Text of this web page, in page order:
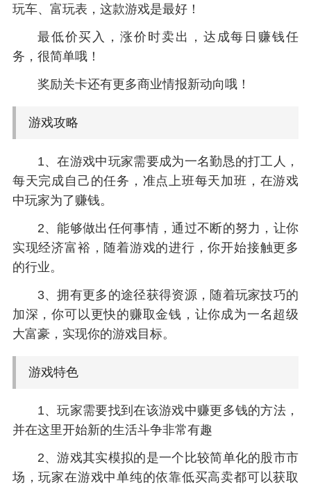
玩车、富玩表，这款游戏是最好！
最低价买入，涨价时卖出，达成每日赚钱任
务，很简单哦！
奖励关卡还有更多商业情报新动向哦！
游戏攻略
1、在游戏中玩家需要成为一名勤恳的打工人，
每天完成自己的任务，准点上班每天加班，在游戏
中玩家为了赚钱。
2、能够做出任何事情，通过不断的努力，让你
实现经济富裕，随着游戏的进行，你开始接触更多
的行业。
3、拥有更多的途径获得资源，随着玩家技巧的
加深，你可以更快的赚取金钱，让你成为一名超级
大富豪，实现你的游戏目标。
游戏特色
1、玩家需要找到在该游戏中赚更多钱的方法，
并在这里开始新的生活斗争非常有趣
2、游戏其实模拟的是一个比较简单化的股市市
场，玩家在游戏中单纯的依靠低买高卖都可以获取